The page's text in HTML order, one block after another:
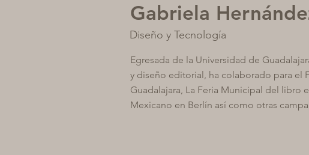
Gabriela
Diseño y Tecnología
Egresada de la Universidad de
y diseño editorial, ha colaborado para el
Guadalajara, La Feria Municipal del libro
Mexicano en Berlín así como otras